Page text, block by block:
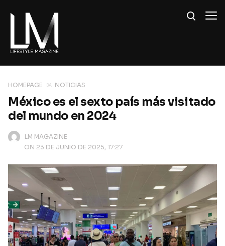
HOMEPAGE NOTICIAS
LM MAGAZINE
ON 23 DE JUNIO DE 2025, 17:27
México es el sexto país más visitado
del mundo en 2024